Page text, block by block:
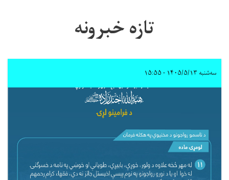
تازه خبرونه
سه‌شنبه ۱۴۰۵/۵/۱۳ - ۱۵:۵۵